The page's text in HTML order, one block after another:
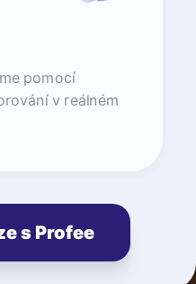
pomocí
v reálném
s Profee